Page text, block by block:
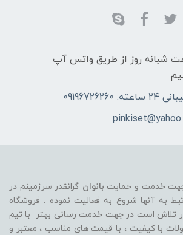
هفته ، ۲۴ ساعت شبانه‌ روز از طریق واتس آپ
09196726260
خدمت و حمایت بانوان گرانقدر سرزمینم در
به آنها شروع به فعالیت نموده . فروشگاه
تلاش است در جهت خدمت رسانی بهتر با تیم
با کیفیت ، با قیمت های مناسب ، معتبر و